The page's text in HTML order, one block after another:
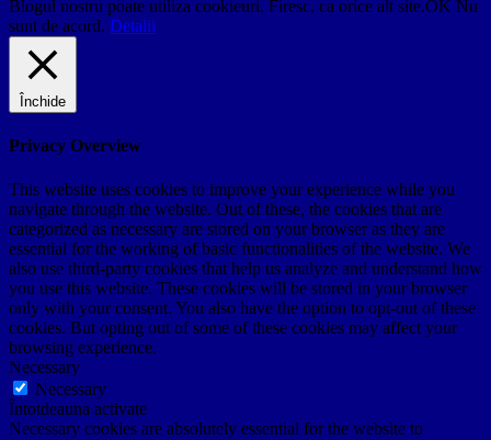
Blogul nostru poate utiliza cookieuri. Firesc, ca orice alt site.OK Nu
sunt de acord. Detalii
Închide
Privacy Overview
This website uses cookies to improve your experience while you
navigate through the website. Out of these, the cookies that are
categorized as necessary are stored on your browser as they are
essential for the working of basic functionalities of the website. We
also use third-party cookies that help us analyze and understand how
you use this website. These cookies will be stored in your browser
only with your consent. You also have the option to opt-out of these
cookies. But opting out of some of these cookies may affect your
browsing experience.
Necessary
Necessary
Întotdeauna activate
Necessary cookies are absolutely essential for the website to